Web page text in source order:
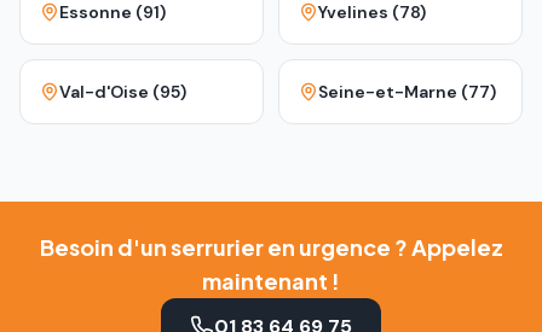
Essonne (91) Yvelines (78)
Val-d'Oise (95) Seine-et-Marne (77)
Besoin d'un serrurier en urgence ? Appelez
maintenant !
01 83 64 69 75